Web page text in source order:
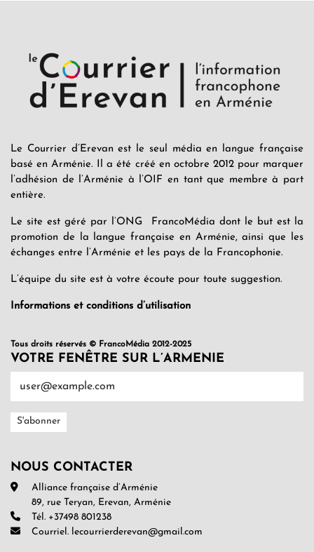
Le Courrier d’Erevan est le seul média en langue française
basé en Arménie. Il a été créé en octobre 2012 pour marquer
l’adhésion de l’Arménie à l’OIF en tant que membre à part
entière.
Le site est géré par l’ONG FrancoMédia dont le but est la
promotion de la langue française en Arménie, ainsi que les
échanges entre l’Arménie et les pays de la Francophonie.
L’équipe du site est à votre écoute pour toute suggestion.
Informations et conditions d’utilisation
Tous droits réservés © FrancoMédia 2012-2025
VOTRE FENÊTRE SUR L’ARMENIE
NOUS CONTACTER
Alliance française d’Arménie
89, rue Teryan, Erevan, Arménie
Tél. +37498 801238
Courriel. lecourrierderevan@gmail.com